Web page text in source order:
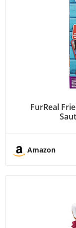
FurReal
Amazon